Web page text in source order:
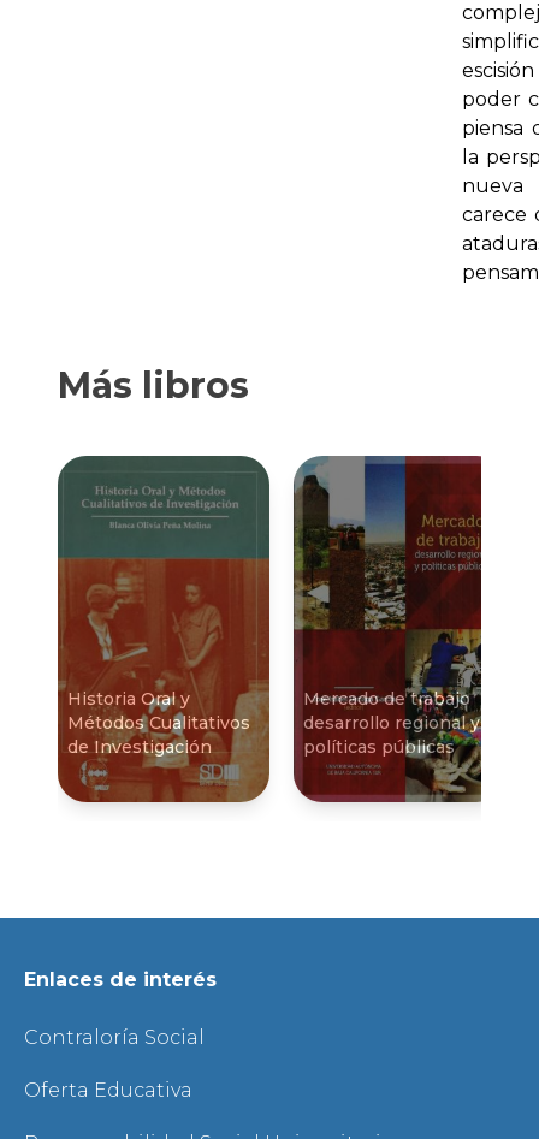
poder
piensa
la
nueva
carece
Más libros
Historia Oral y
Métodos Cualitativos
de Investigación
Mercado de trabajo
desarrollo regional y
polí­ticas públicas
Enlaces de interés
Contraloría Social
Oferta Educativa